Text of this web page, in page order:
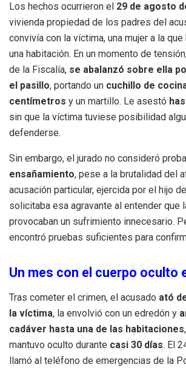
Los hechos ocurrieron el 29 de agosto
vivienda propiedad de los padres del
convivía con la víctima, una mujer a la
una habitación. En un momento de
de la Fiscalía, se abalanzó sobre ella
el pasillo, portando un cuchillo de
centímetros y un martillo. Le asestó
sin que la víctima tuviese posibilidad
defenderse.
Sin embargo, el jurado no consideró
ensañamiento, pese a la brutalidad del
acusación particular, ejercida por el hijo
solicitaba esa agravante al entender que
provocaban un sufrimiento innecesario.
encontró pruebas suficientes para
Un mes con el cuerpo oculto
Tras cometer el crimen, el acusado ató
la víctima, la envolvió con un edredón y
cadáver hasta una de las habitaciones
mantuvo oculto durante casi 30 días. El
llamó al teléfono de emergencias de la